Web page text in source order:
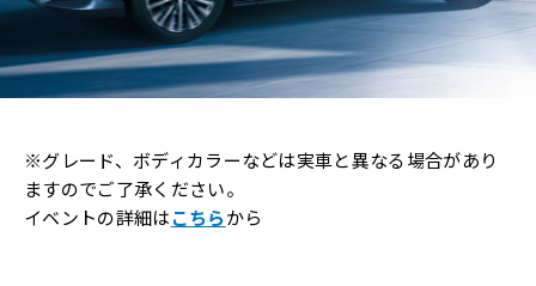
※グレード、ボディカラーなどは実車と異なる場合があり
ますのでご了承ください。
イベントの詳細はこちらから